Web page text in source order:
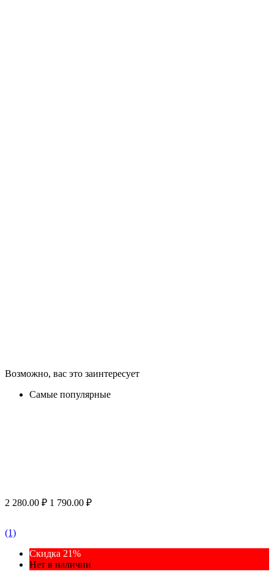
Возможно, вас это заинтересует
Самые популярные
2 280.00 ₽ 1 790.00 ₽
(1)
Скидка 21%
Нет в наличии